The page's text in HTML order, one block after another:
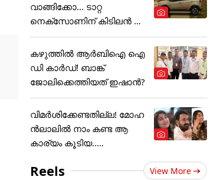
വാങ്ങിക്കോ... ടാറ്റ
നെക്സോണിന് കിടിലൻ ഓ
ഫർ
കഴുത്തില്‍ ആര്‍ബിഐ ഐ
ഡി കാര്‍ഡ്! ബാങ്ക്
ജോലിക്കെത്തിയത് ഇഷാന്‍?
വിമർശിക്കേണ്ടതില്ല! മോഹ
ൻലാലിൽ നാം കണ്ട ആ
കാര്യം കൂടിയ.....
Reels View More